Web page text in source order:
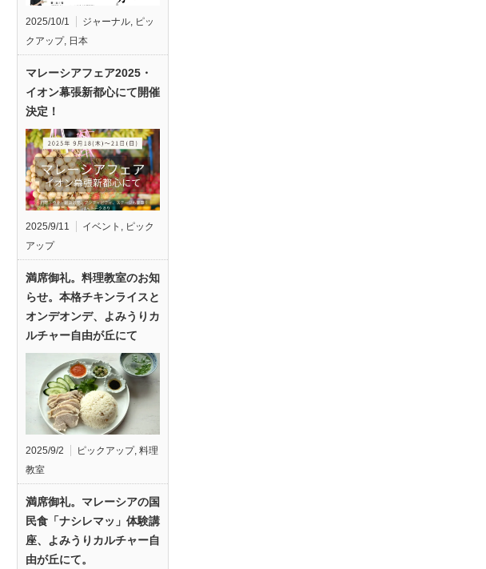
2025/10/1 ジャーナル, ピッ
クアップ, 日本
マレーシアフェア2025・
イオン幕張新都心にて開催
決定！
2025/9/11 イベント , ピック
アップ
満席御礼。料理教室のお知
らせ。本格チキンライスと
オンデオンデ、よみうりカ
ルチャー自由が丘にて
2025/9/2 ピックアップ, 料理
教室
満席御礼。マレーシアの国
民食「ナシレマッ」体験講
座、よみうりカルチャー自
由が丘にて。